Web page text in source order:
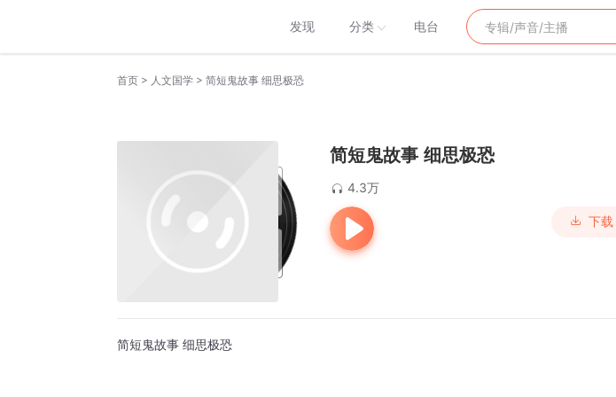
发现 分类 电台
首页 > 人文国学 > 简短鬼故事 细思极恐
简短鬼故事 细思极恐
4.3万
下载
简短鬼故事 细思极恐